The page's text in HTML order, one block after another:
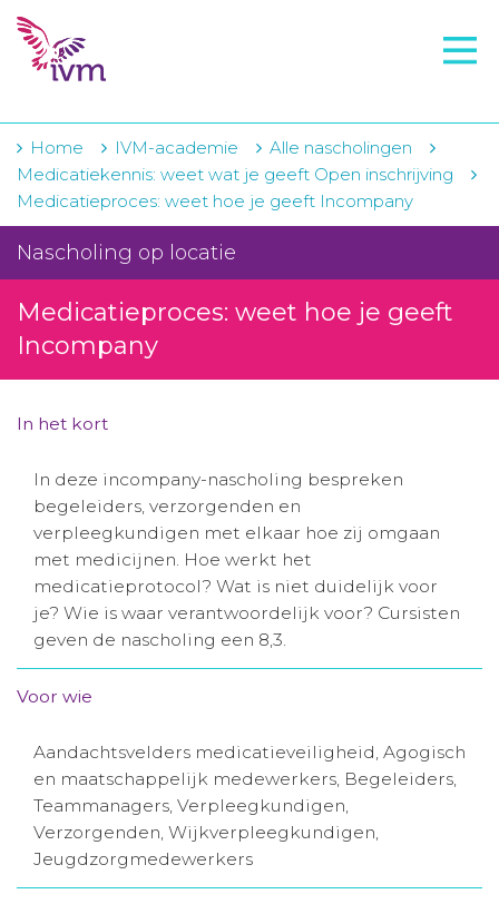
VMI
IVM-academie
Zorginstellingen
Projecten
Over IVM
Actueel
Contact
Winkelwagentje
Aanmelden nieuwsbrief
Inloggen
Toegang leeromgeving
Home IVM-academie
Alle nascholingen
Medicatiekennis: weet wat je geeft Open inschrijving
Medicatieproces: weet hoe je geeft Incompany
Nascholing op locatie
Medicatieproces: weet hoe je geeft
Incompany
In het kort
In deze incompany-nascholing bespreken
begeleiders, verzorgenden en
verpleegkundigen met elkaar hoe zij omgaan
met medicijnen. Hoe werkt het
medicatieprotocol? Wat is niet duidelijk voor
je? Wie is waar verantwoordelijk voor? Cursisten
geven de nascholing een 8,3.
Voor wie
Aandachtsvelders medicatieveiligheid, Agogisch
en maatschappelijk medewerkers, Begeleiders,
Teammanagers, Verpleegkundigen,
Verzorgenden, Wijkverpleegkundigen,
Jeugdzorgmedewerkers